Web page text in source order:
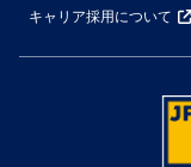
キャリア採用について